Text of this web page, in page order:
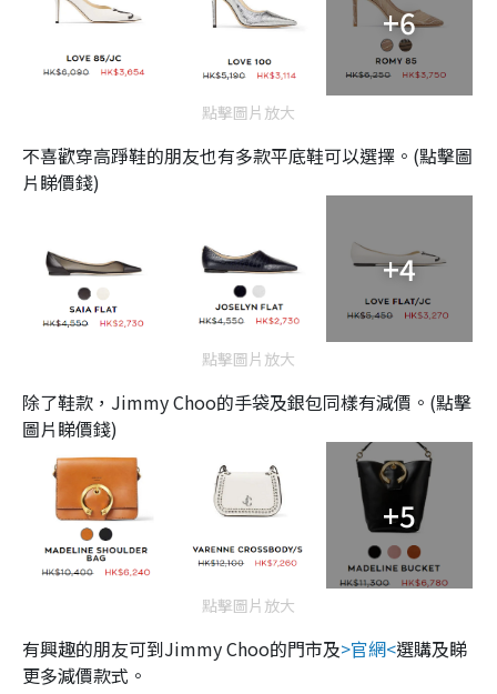
+6
點擊圖片放大
不喜歡穿高踭鞋的朋友也有多款平底鞋可以選擇。(點擊圖
片睇價錢)
+4
點擊圖片放大
除了鞋款，Jimmy Choo的手袋及銀包同樣有減價。(點擊
圖片睇價錢)
+5
點擊圖片放大
有興趣的朋友可到Jimmy Choo的門市及>官網<選購及睇
更多減價款式。